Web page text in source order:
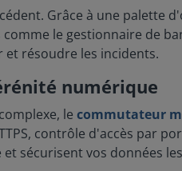
Grâce à une palette
le gestionnaire de
résoudre les incidents.
numérique
le commutateur
contrôle d'accès par
sécurisent vos données